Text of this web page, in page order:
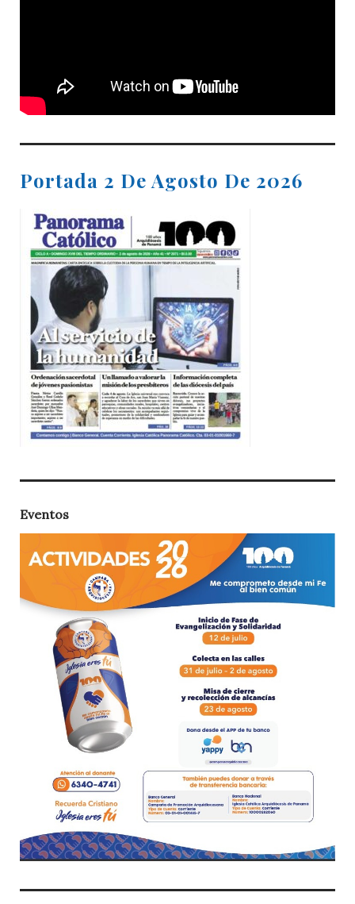
Portada 2 De Agosto De 2026
Eventos